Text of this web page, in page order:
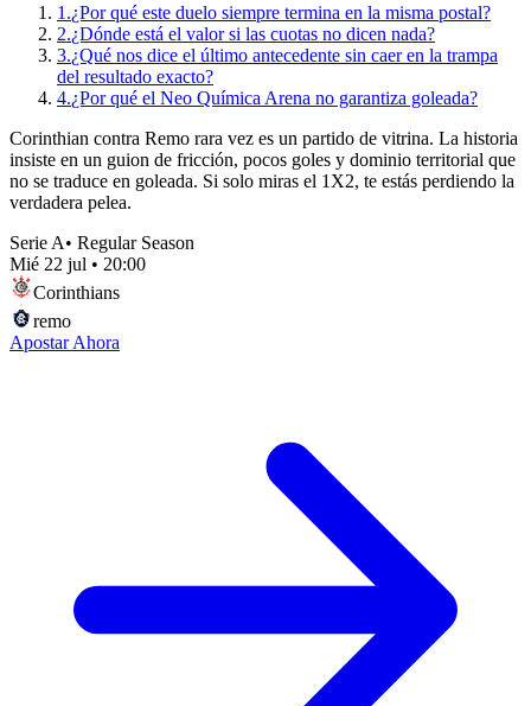
1.¿Por qué este duelo siempre termina en la misma postal?
2.¿Dónde está el valor si las cuotas no dicen nada?
3.¿Qué nos dice el último antecedente sin caer en la trampa
del resultado exacto?
4.¿Por qué el Neo Química Arena no garantiza goleada?
Corinthian contra Remo rara vez es un partido de vitrina. La historia
insiste en un guion de fricción, pocos goles y dominio territorial que
no se traduce en goleada. Si solo miras el 1X2, te estás perdiendo la
verdadera pelea.
Serie A• Regular Season
Mié 22 jul • 20:00
Corinthians
remo
Apostar Ahora